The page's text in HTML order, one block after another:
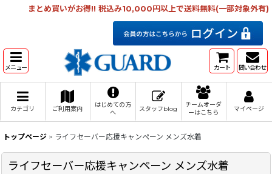
まとめ買いがお得!! 税込み10,000円以上で送料無料(一部対象外有)
メニュー カート 問い合わせ
カテゴリ ご利用案内
はじめての方
へ
スタッフblog
チームオーダ
ーはこちら
マイページ
トップページ > ライフセーバー応援キャンペーン メンズ水着
ライフセーバー応援キャンペーン メンズ水着